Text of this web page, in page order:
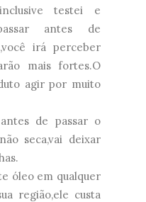
testei e
antes de
irá perceber
mais fortes.O
agir por muito
de passar o
seca,vai deixar
óleo em qualquer
região,ele custa